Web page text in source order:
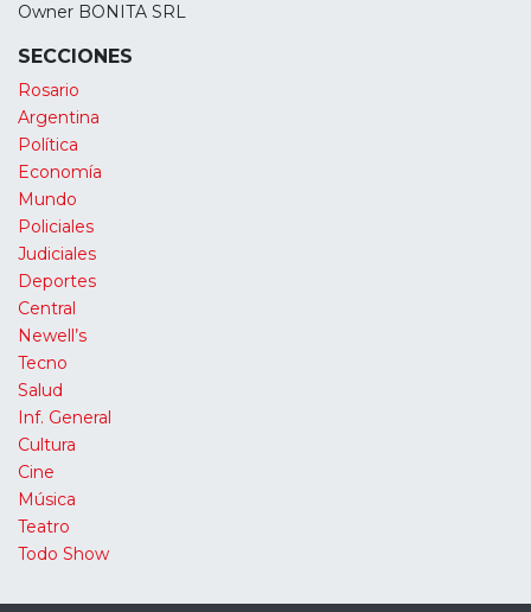
Owner BONITA SRL
SECCIONES
Rosario
Argentina
Política
Economía
Mundo
Policiales
Judiciales
Deportes
Central
Newell’s
Tecno
Salud
Inf. General
Cultura
Cine
Música
Teatro
Todo Show